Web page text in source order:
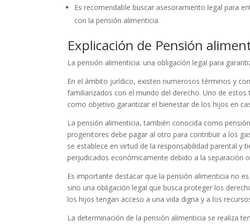
Es recomendable buscar asesoramiento legal para
con la pensión alimenticia.
Explicación de Pensión
La pensión alimenticia: una obligación legal para
En el ámbito jurídico, existen numerosos términos y
familiarizados con el mundo del derecho. Uno de
como objetivo garantizar el bienestar de los hijos en
La pensión alimenticia, también conocida como
progenitores debe pagar al otro para contribuir a los
se establece en virtud de la responsabilidad parental y
perjudicados económicamente debido a la separación
Es importante destacar que la pensión alimenticia no
sino una obligación legal que busca proteger los
los hijos tengan acceso a una vida digna y a los
La determinación de la pensión alimenticia se realiza